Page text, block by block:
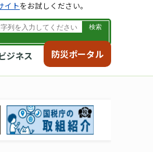
ジネス 防災ポータル
イトをお試しください。